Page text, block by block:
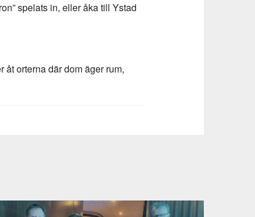
spelats in, eller åka till Ystad
åt orterna där dom äger rum,